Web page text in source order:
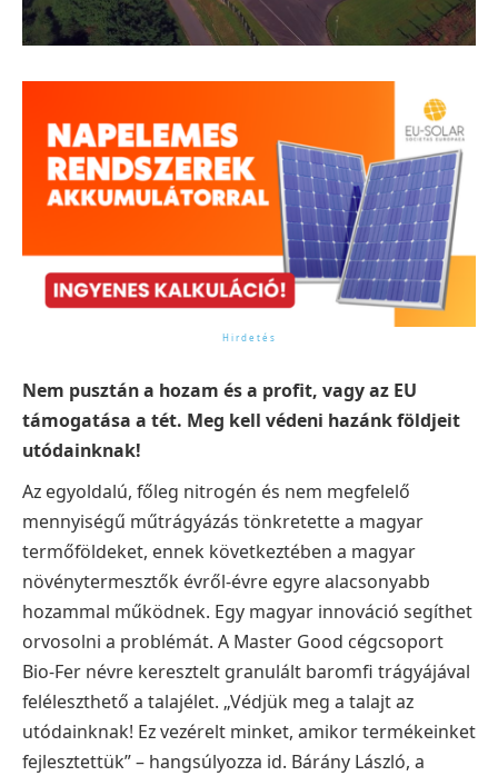
Nem pusztán a hozam és a profit, vagy az EU
támogatása a tét. Meg kell védeni hazánk földjeit
utódainknak!
Az egyoldalú, főleg nitrogén és nem megfelelő
mennyiségű műtrágyázás tönkretette a magyar
termőföldeket, ennek következtében a magyar
növénytermesztők évről-évre egyre alacsonyabb
hozammal működnek. Egy magyar innováció segíthet
orvosolni a problémát. A Master Good cégcsoport
Bio-Fer névre keresztelt granulált baromfi trágyájával
feléleszthető a talajélet. „Védjük meg a talajt az
utódainknak! Ez vezérelt minket, amikor termékeinket
fejlesztettük” – hangsúlyozza id. Bárány László, a